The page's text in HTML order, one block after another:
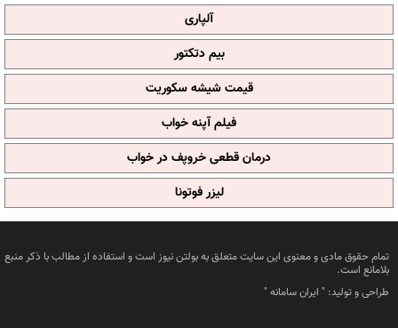
آلپاری
بیم دتکتور
قیمت شیشه سکوریت
فیلم آپنه خواب
درمان قطعی خروپف در خواب
لیزر فوتونا
تمام حقوق مادی و معنوی این سایت متعلق به بولتن نیوز است و استفاده از مطالب با ذکر منبع
بلامانع است.
طراحی و تولید: " ایران سامانه"